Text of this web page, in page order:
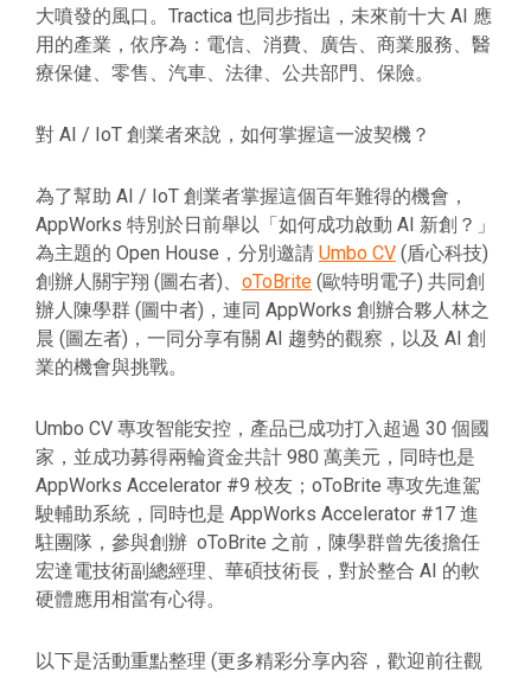
大噴發的風口。Tractica 也同步指出，未來前十大 AI 應
用的產業，依序為：電信、消費、廣告、商業服務、醫
療保健、零售、汽車、法律、公共部門、保險。
對 AI / IoT 創業者來說，如何掌握這一波契機？
為了幫助 AI / IoT 創業者掌握這個百年難得的機會，
AppWorks 特別於日前舉以「如何成功啟動 AI 新創？」
為主題的 Open House，分別邀請 Umbo CV (盾心科技)
創辦人關宇翔 (圖右者)、 oToBrite (歐特明電子) 共同創
辦人陳學群 (圖中者)，連同 AppWorks 創辦合夥人林之
晨 (圖左者)，一同分享有關 AI 趨勢的觀察，以及 AI 創
業的機會與挑戰。
Umbo CV 專攻智能安控，產品已成功打入超過 30 個國
家，並成功募得兩輪資金共計 980 萬美元，同時也是
AppWorks Accelerator #9 校友；oToBrite 專攻先進駕
駛輔助系統，同時也是 AppWorks Accelerator #17 進
駐團隊，參與創辦 oToBrite 之前，陳學群曾先後擔任
宏達電技術副總經理、華碩技術長，對於整合 AI 的軟
硬體應用相當有心得。
以下是活動重點整理 (更多精彩分享內容，歡迎前往觀